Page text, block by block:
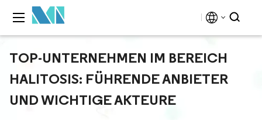
TOP-UNTERNEHMEN IM BEREICH
HALITOSIS: FÜHRENDE ANBIETER
UND WICHTIGE AKTEURE